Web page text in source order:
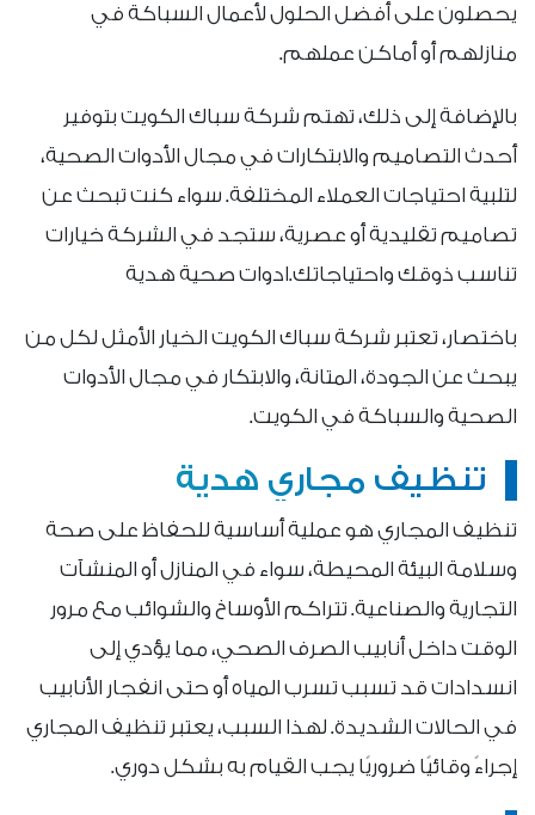
يحصلون على أفضل الحلول لأعمال السباكة في
منازلهم أو أماكن عملهم.
بالإضافة إلى ذلك، تهتم شركة سباك الكويت بتوفير
أحدث التصاميم والابتكارات في مجال الأدوات الصحية،
لتلبية احتياجات العملاء المختلفة. سواء كنت تبحث عن
تصاميم تقليدية أو عصرية، ستجد في الشركة خيارات
تناسب ذوقك واحتياجاتك.ادوات صحية هدية
باختصار، تعتبر شركة سباك الكويت الخيار الأمثل لكل من
يبحث عن الجودة، المتانة، والابتكار في مجال الأدوات
الصحية والسباكة في الكويت.
تنظيف مجاري هدية
تنظيف المجاري هو عملية أساسية للحفاظ على صحة
وسلامة البيئة المحيطة، سواء في المنازل أو المنشآت
التجارية والصناعية. تتراكم الأوساخ والشوائب مع مرور
الوقت داخل أنابيب الصرف الصحي، مما يؤدي إلى
انسدادات قد تسبب تسرب المياه أو حتى انفجار الأنابيب
في الحالات الشديدة. لهذا السبب، يعتبر تنظيف المجاري
إجراءً وقائيًا ضروريًا يجب القيام به بشكل دوري.